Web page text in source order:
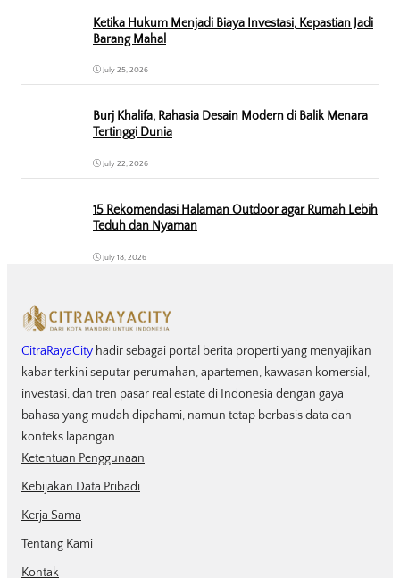
Ketika Hukum Menjadi Biaya Investasi, Kepastian Jadi
Barang Mahal
July 25, 2026
Burj Khalifa, Rahasia Desain Modern di Balik Menara
Tertinggi Dunia
July 22, 2026
15 Rekomendasi Halaman Outdoor agar Rumah Lebih
Teduh dan Nyaman
July 18, 2026
CitraRayaCity hadir sebagai portal berita properti yang menyajikan
kabar terkini seputar perumahan, apartemen, kawasan komersial,
investasi, dan tren pasar real estate di Indonesia dengan gaya
bahasa yang mudah dipahami, namun tetap berbasis data dan
konteks lapangan.
Ketentuan Penggunaan
Kebijakan Data Pribadi
Kerja Sama
Tentang Kami
Kontak